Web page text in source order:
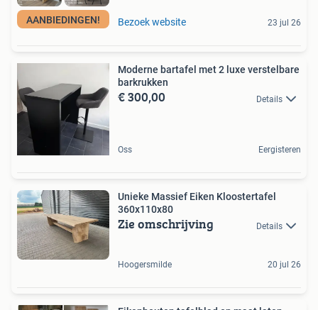
AANBIEDINGEN! Bezoek website 23 jul 26
Moderne bartafel met 2 luxe verstelbare
barkrukken
€ 300,00 Details
Oss Eergisteren
Unieke Massief Eiken Kloostertafel
360x110x80
Zie omschrijving Details
Hoogersmilde 20 jul 26